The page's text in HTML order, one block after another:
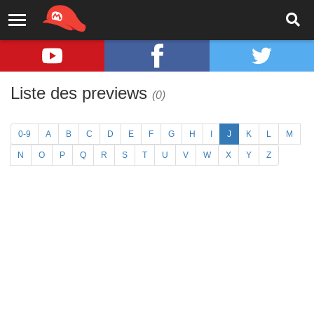
Liste des previews (0)
0-9 A B C D E F G H J K L M
N O P Q R S T U V W X Y Z